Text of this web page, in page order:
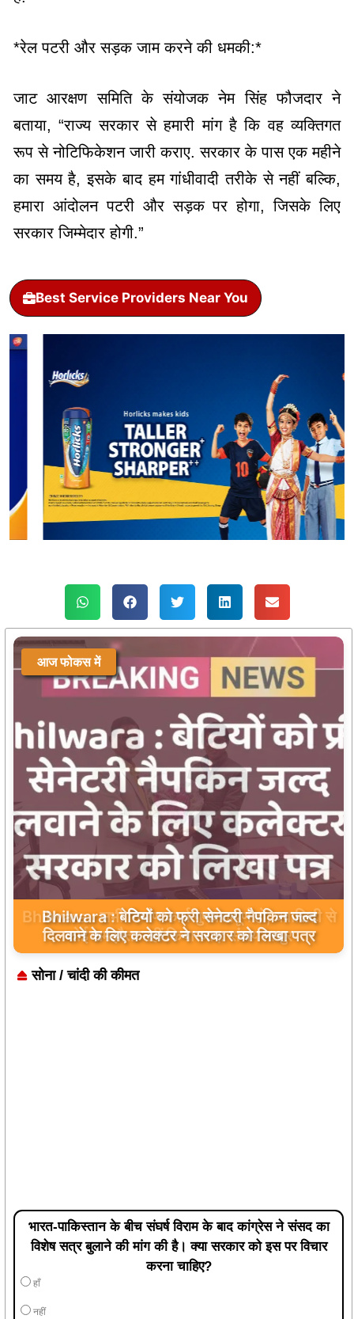
*रेल पटरी और सड़क जाम करने की धमकी:*
जाट आरक्षण सम‍ित‍ि के संयोजक नेम स‍िंह फौजदार ने
बताया, “राज्य सरकार से हमारी मांग है कि वह व्यक्तिगत
रूप से नोटिफिकेशन जारी कराए. सरकार के पास एक महीने
का समय है, इसके बाद हम गांधीवादी तरीके से नहीं बल्कि,
हमारा आंदोलन पटरी और सड़क पर होगा, जिसके लिए
सरकार जिम्मेदार होगी.”
Best Service Providers Near You
आज फोकस में
Bhilwara : सभी निर्माण कार्य गुणवत्तापूर्ण हो, क्वालिटी से
कोई समझौता नहीं किया जाए: संजय माथुर
सोना / चांदी की कीमत
भारत-पाकिस्तान के बीच संघर्ष विराम के बाद कांग्रेस ने संसद का
विशेष सत्र बुलाने की मांग की है। क्या सरकार को इस पर विचार
करना चाहिए?
हाँ
नहीं